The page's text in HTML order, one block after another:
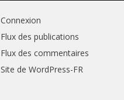
Connexion
Flux des publications
Flux des commentaires
Site de WordPress-FR